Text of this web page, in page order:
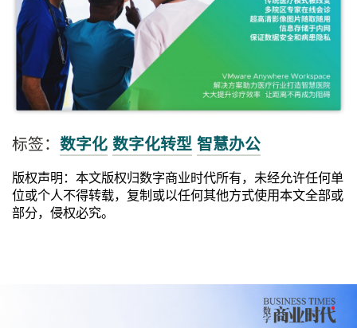
标签： 数字化 数字化转型 智慧办公
版权声明：本文版权归数字商业时代所有，未经允许任何单
位或个人不得转载，复制或以任何其他方式使用本文全部或
部分，侵权必究。